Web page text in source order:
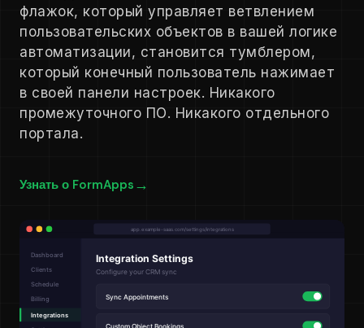
флажок, который управляет ветвлением
пользовательских объектов в вашей логике
автоматизации, становится тумблером,
который конечный пользователь нажимает
в своей панели настроек. Никакого
промежуточного ПО. Никакого отдельного
портала.
Узнать о FormApps